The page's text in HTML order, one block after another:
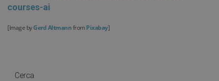
courses-ai
[Image byGerd Altmannfrom Pixabay]
Cerca